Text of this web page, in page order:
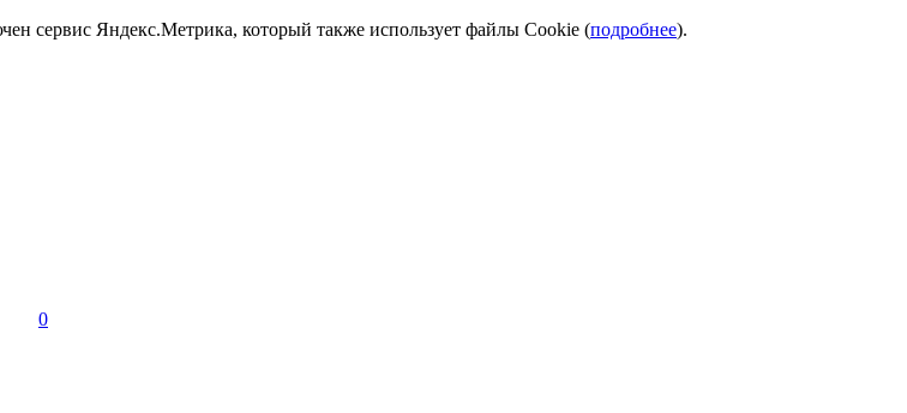
сервис Яндекс.Метрика, который также использует файлы Cookie (подробнее).
0